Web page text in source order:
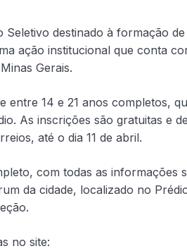
destinado à formação
ação institucional que conta
Gerais.
entre 14 e 21 anos completos,
As inscrições são gratuitas e
até o dia 11 de abril.
com todas as informações
da cidade, localizado no
no site: